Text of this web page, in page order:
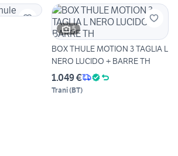
5
BOX THULE MOTION 3 TAGLIA L
NERO LUCIDO + BARRE TH
1.049 €
Trani(BT)